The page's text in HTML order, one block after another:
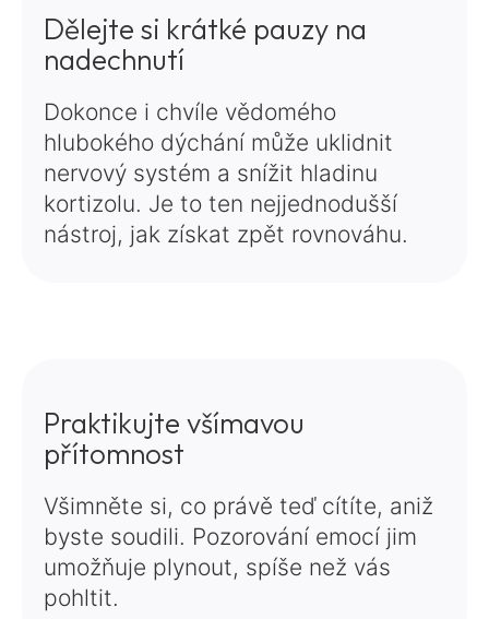
Dělejte si krátké pauzy na
nadechnutí
Dokonce i chvíle vědomého
hlubokého dýchání může uklidnit
nervový systém a snížit hladinu
kortizolu. Je to ten nejjednodušší
nástroj, jak získat zpět rovnováhu.
Praktikujte všímavou
přítomnost
Všimněte si, co právě teď cítíte, aniž
byste soudili. Pozorování emocí jim
umožňuje plynout, spíše než vás
pohltit.